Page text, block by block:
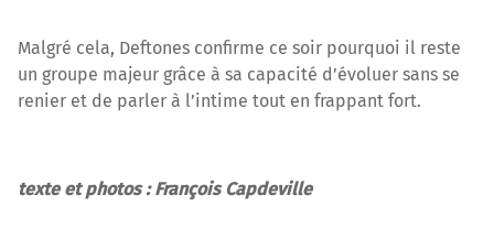
Malgré cela, Deftones confirme ce soir pourquoi il reste
un groupe majeur grâce à sa capacité d’évoluer sans se
renier et de parler à l’intime tout en frappant fort.
texte et photos : François Capdeville